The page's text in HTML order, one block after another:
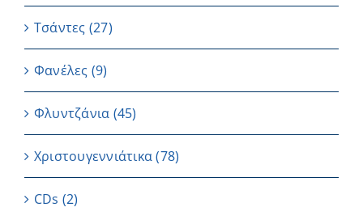
Τσάντες (27)
Φανέλες (9)
Φλυντζάνια (45)
Χριστουγεννιάτικα(78)
CDs (2)